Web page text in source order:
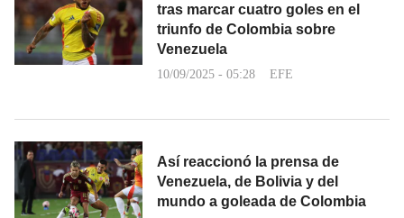
tras marcar cuatro goles en el
triunfo de Colombia sobre
Venezuela
10/09/2025 - 05:28 EFE
Así reaccionó la prensa de
Venezuela, de Bolivia y del
mundo a goleada de Colombia